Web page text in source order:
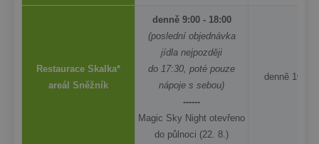
Restaurace Skalka*
areál Sněžník
denně 9:00 - 18:00
(poslední objednávka
jídla nejpozději
do 17:30, poté pouze
nápoje s sebou)
------
Magic Sky Night otevřeno
do půlnoci (22. 8.)
denně 10:00